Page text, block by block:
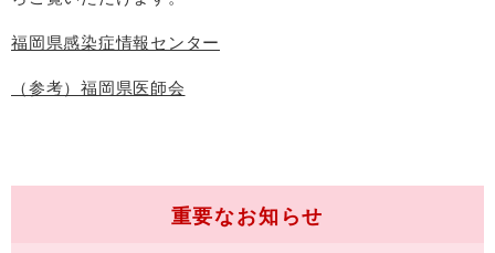
福岡県感染症情報センター
（参考）福岡県医師会
重要なお知らせ